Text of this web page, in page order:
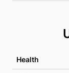
Health